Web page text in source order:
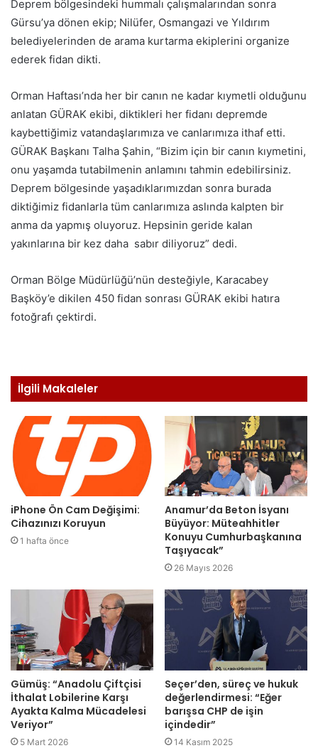
Deprem bölgesindeki hummalı çalışmalarından sonra
Gürsu’ya dönen ekip; Nilüfer, Osmangazi ve Yıldırım
belediyelerinden de arama kurtarma ekiplerini organize
ederek fidan dikti.
Orman Haftası’nda her bir canın ne kadar kıymetli olduğunu
anlatan GÜRAK ekibi, diktikleri her fidanı depremde
kaybettiğimiz vatandaşlarımıza ve canlarımıza ithaf etti.
GÜRAK Başkanı Talha Şahin, “Bizim için bir canın kıymetini,
onu yaşamda tutabilmenin anlamını tahmin edebilirsiniz.
Deprem bölgesinde yaşadıklarımızdan sonra burada
diktiğimiz fidanlarla tüm canlarımıza aslında kalpten bir
anma da yapmış oluyoruz. Hepsinin geride kalan
yakınlarına bir kez daha sabır diliyoruz” dedi.
Orman Bölge Müdürlüğü’nün desteğiyle, Karacabey
Başköy’e dikilen 450 fidan sonrası GÜRAK ekibi hatıra
fotoğrafı çektirdi.
İlgili Makaleler
iPhone Ön Cam Değişimi:
Cihazınızı Koruyun
1 hafta önce
Anamur’da Beton İsyanı
Büyüyor: Müteahhitler
Konuyu Cumhurbaşkanına
Taşıyacak”
26 Mayıs 2026
Gümüş: “Anadolu Çiftçisi
İthalat Lobilerine Karşı
Ayakta Kalma Mücadelesi
Veriyor”
5 Mart 2026
Seçer’den, süreç ve hukuk
değerlendirmesi: “Eğer
barışsa CHP de işin
içindedir”
14 Kasım 2025